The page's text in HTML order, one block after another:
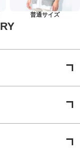
普通サイズ